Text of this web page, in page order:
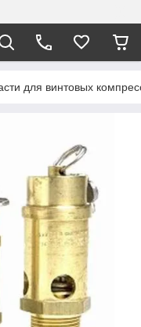
для винтовых